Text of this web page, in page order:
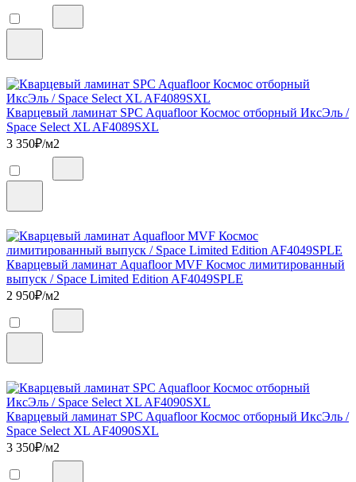
Кварцевый ламинат SPC Aquafloor Космос отборный ИксЭль /
Space Select XL AF4089SXL
3 350₽/м2
Кварцевый ламинат Aquafloor MVF Космос лимитированный
выпуск / Space Limited Edition AF4049SPLE
2 950₽/м2
Кварцевый ламинат SPC Aquafloor Космос отборный ИксЭль /
Space Select XL AF4090SXL
3 350₽/м2